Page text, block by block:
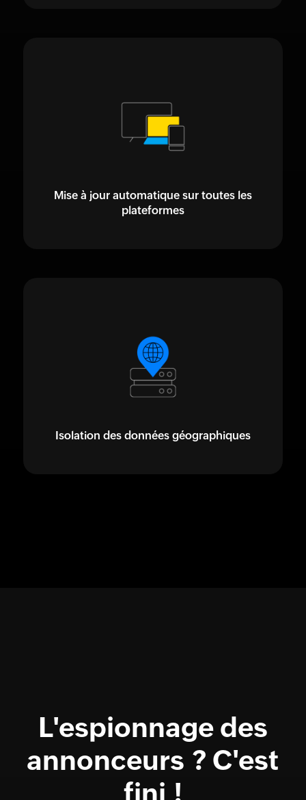
Mise à jour automatique sur toutes les
plateformes
Isolation des données géographiques
L'espionnage des
annonceurs ? C'est
fini !